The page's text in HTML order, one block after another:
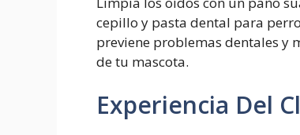
cepillo y pasta dental para
previene problemas dentales y
de tu mascota.
Experiencia Del